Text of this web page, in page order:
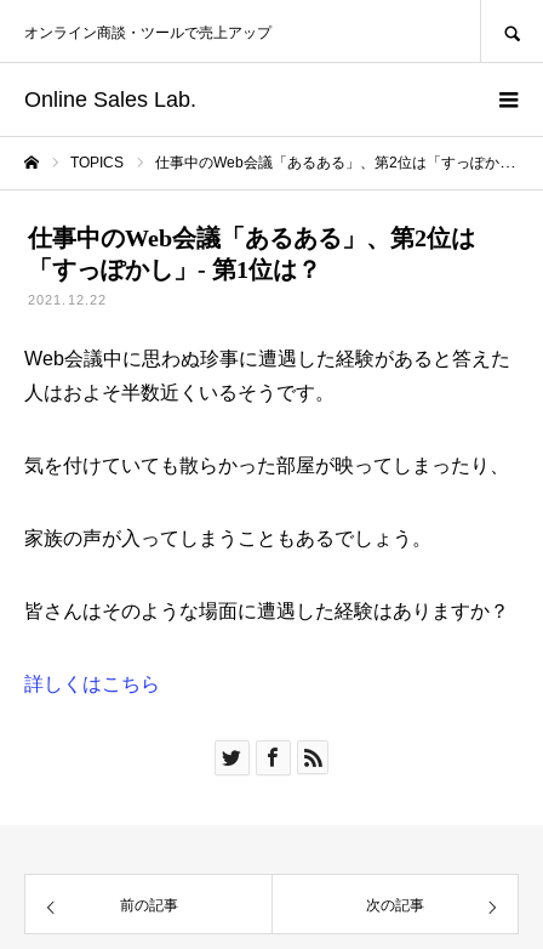
Online Sales Lab.
オンライン商談・ツールで売上アップ
TOPICS 仕事中のWeb会議「あるある」、第2位は「すっぽかし」- 第1位は？
仕事中のWeb会議「あるある」、第2位は
「すっぽかし」- 第1位は？
2021.12.22
Web会議中に思わぬ珍事に遭遇した経験があると答えた
人はおよそ半数近くいるそうです。
気を付けていても散らかった部屋が映ってしまったり、
家族の声が入ってしまうこともあるでしょう。
皆さんはそのような場面に遭遇した経験はありますか？
詳しくはこちら
前の記事 次の記事